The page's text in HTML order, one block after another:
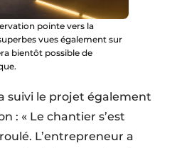
pointe vers la
vues également sur
bientôt possible de
suivi le projet également
: « Le chantier s’est
L’entrepreneur a